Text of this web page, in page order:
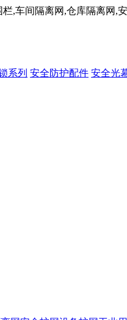
,车间隔离网,仓库隔离网,
系列 安全防护配件 安全光